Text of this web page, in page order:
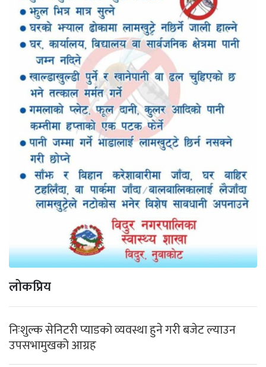
लोकप्रिय
निःशुल्क सेनिटरी प्याडको व्यवस्था हुने गरी बजेट ल्याउन
उपसभामुखको आग्रह